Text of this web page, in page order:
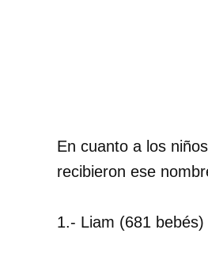
En cuanto a los
recibieron ese
1.- Liam (681 bebés)